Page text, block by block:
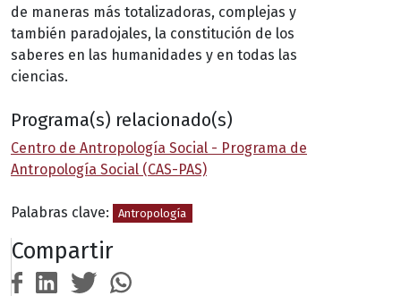
de maneras más totalizadoras, complejas y
también paradojales, la constitución de los
saberes en las humanidades y en todas las
ciencias.
Programa(s) relacionado(s)
Centro de Antropología Social - Programa de
Antropología Social (CAS-PAS)
Palabras clave: Antropología
Compartir